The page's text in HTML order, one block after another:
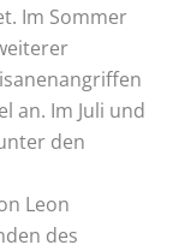
Im Sommer
an. Im Juli und
den
Leon
des